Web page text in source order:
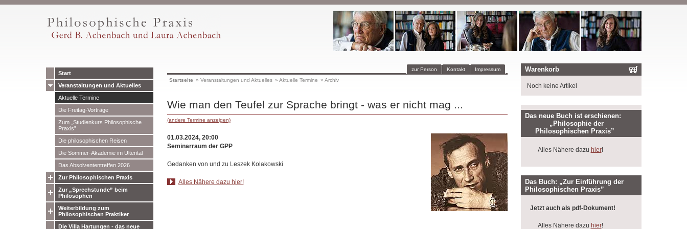
Start
Veranstaltungen und Aktuelles
Aktuelle Termine
Die Freitag-Vorträge
Zum „Studienkurs Philosophische
Praxis”
Die philosophischen Reisen
Die Sommer-Akademie im Ultental
Das Absolvententreffen 2026
Zur Philosophischen Praxis
Zur „Sprechstunde” beim
Philosophen
Weiterbildung zum
Philosophischen Praktiker
Die Villa Hartungen - das neue
Impressum
Kontakt
zur Person
Startseite » Veranstaltungen und Aktuelles » Aktuelle Termine » Archiv
Wie man den Teufel zur Sprache bringt - was er nicht mag ...
(andere Termine anzeigen)
01.03.2024, 20:00
Seminarraum der GPP
Gedanken von und zu Leszek Kolakowski
Alles Nähere dazu hier!
Warenkorb
Noch keine Artikel
Das neue Buch ist erschienen:
„Philosophie der
Philosophischen Praxis”
Alles Nähere dazu hier!
Das Buch: „Zur Einführung der
Philosophischen Praxis”
Jetzt auch als pdf-Dokument!
Alles Nähere dazu hier!